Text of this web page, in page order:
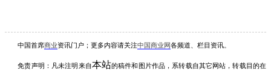
中国首席商业资讯 门户；更多内容请关注中国商业网各频道、栏目资讯。
免责声明：凡未注明 来自本站的稿件和图片作品，系转载自其它网站，转载目的在